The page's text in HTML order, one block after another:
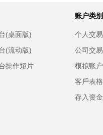
(桌面版)
(流动版)
操作短片
账户类
个人交
公司交
模拟账户
客戶表格
存入资